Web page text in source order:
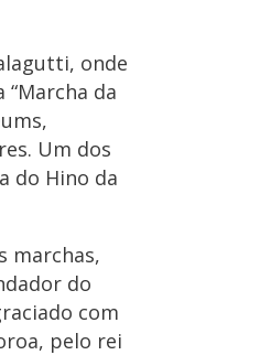
onde
“Marcha da
Um dos
do Hino da
marchas,
do
com
pelo rei